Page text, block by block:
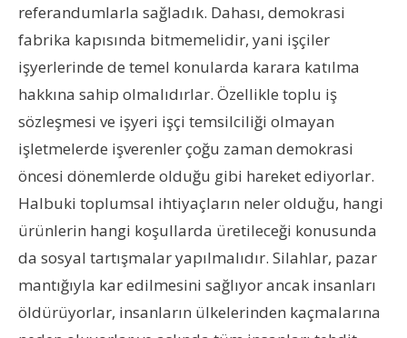
referandumlarla sağladık. Dahası, demokrasi
fabrika kapısında bitmemelidir, yani işçiler
işyerlerinde de temel konularda karara katılma
hakkına sahip olmalıdırlar. Özellikle toplu iş
sözleşmesi ve işyeri işçi temsilciliği olmayan
işletmelerde işverenler çoğu zaman demokrasi
öncesi dönemlerde olduğu gibi hareket ediyorlar.
Halbuki toplumsal ihtiyaçların neler olduğu, hangi
ürünlerin hangi koşullarda üretileceği konusunda
da sosyal tartışmalar yapılmalıdır. Silahlar, pazar
mantığıyla kar edilmesini sağlıyor ancak insanları
öldürüyorlar, insanların ülkelerinden kaçmalarına